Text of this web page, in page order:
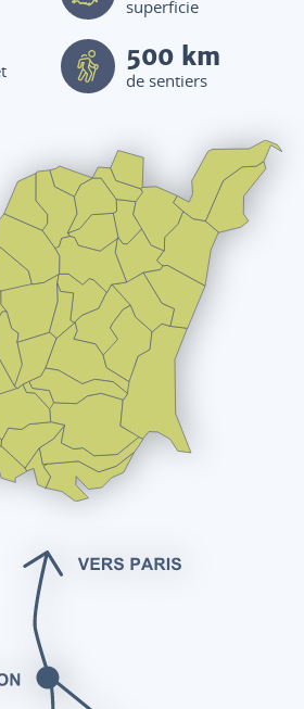
superficie
500 km
de sentiers